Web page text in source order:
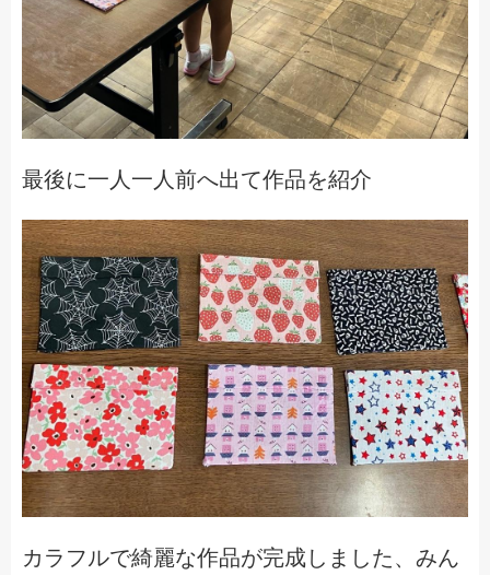
最後に一人一人前へ出て作品を紹介
カラフルで綺麗な作品が完成しました、みん